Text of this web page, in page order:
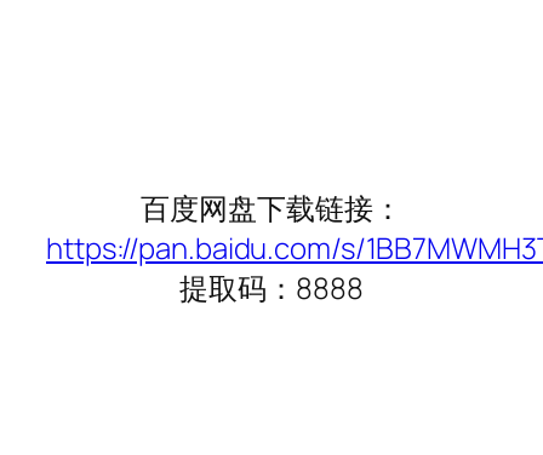
百度网盘下载链接：
https://pan.baidu.com/s/
提取码：8888